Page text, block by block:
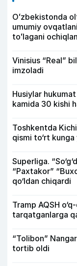
Oʻzbekistonda
umumiy
toʻlagani
Vinisius “Real”
imzoladi
Husiylar
kamida 30 kishi
Toshkentda
qismi to‘rt
Superliga.
“Paxtakor”
qo‘ldan chiqardi
Tramp AQSH
tarqatganlarga
“Tolibon”
tortib oldi